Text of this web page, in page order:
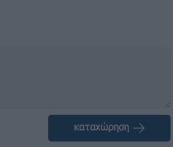
καταχώρηση